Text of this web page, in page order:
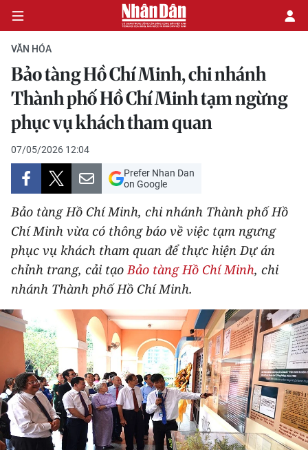
CHÍNH TRỊ
KINH TẾ
VĂN HÓA
XÃ HỘI
PHÁP LUẬT
DU LỊCH
THẾ GIỚI
THỂ THAO
GIÁO DỤC
Y TẾ
KHOA HỌC - CÔNG NGHỆ
VĂN HÓA
Bảo tàng Hồ Chí Minh, chi nhánh
Thành phố Hồ Chí Minh tạm ngừng
phục vụ khách tham quan
07/05/2026 12:04
Prefer Nhan Dan
on Google
Bảo tàng Hồ Chí Minh, chi nhánh Thành phố Hồ
Chí Minh vừa có thông báo về việc tạm ngưng
phục vụ khách tham quan để thực hiện Dự án
chỉnh trang, cải tạoBảo tàng Hồ Chí Minh, chi
nhánh Thành phố Hồ Chí Minh.